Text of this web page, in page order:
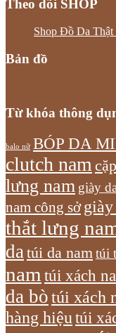
Theo dõi SHOP
Shop Đồ Da
Bản đồ
Từ khóa thông
balo nữ BÓP DA
clutch nam
lưng nam giày da
nam công sở giày
thắt lưng
datúi da namtúi
nam túi xách
da bòtúi xách
hàng hiệu túi